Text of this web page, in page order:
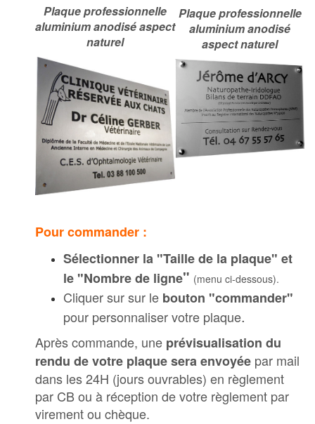
Plaque professionnelle
aluminium anodisé aspect
naturel
Plaque professionnelle
aluminium anodisé
aspect naturel
Pour commander :
Sélectionner la "Taille de la plaque" et
le "Nombre de ligne" (menu ci-dessous).
Cliquer sur sur le bouton "commander"
pour personnaliser votre plaque.
Après commande, une prévisualisation du
rendu de votre plaque sera envoyée par mail
dans les 24H (jours ouvrables) en règlement
par CB ou à réception de votre règlement par
virement ou chèque.